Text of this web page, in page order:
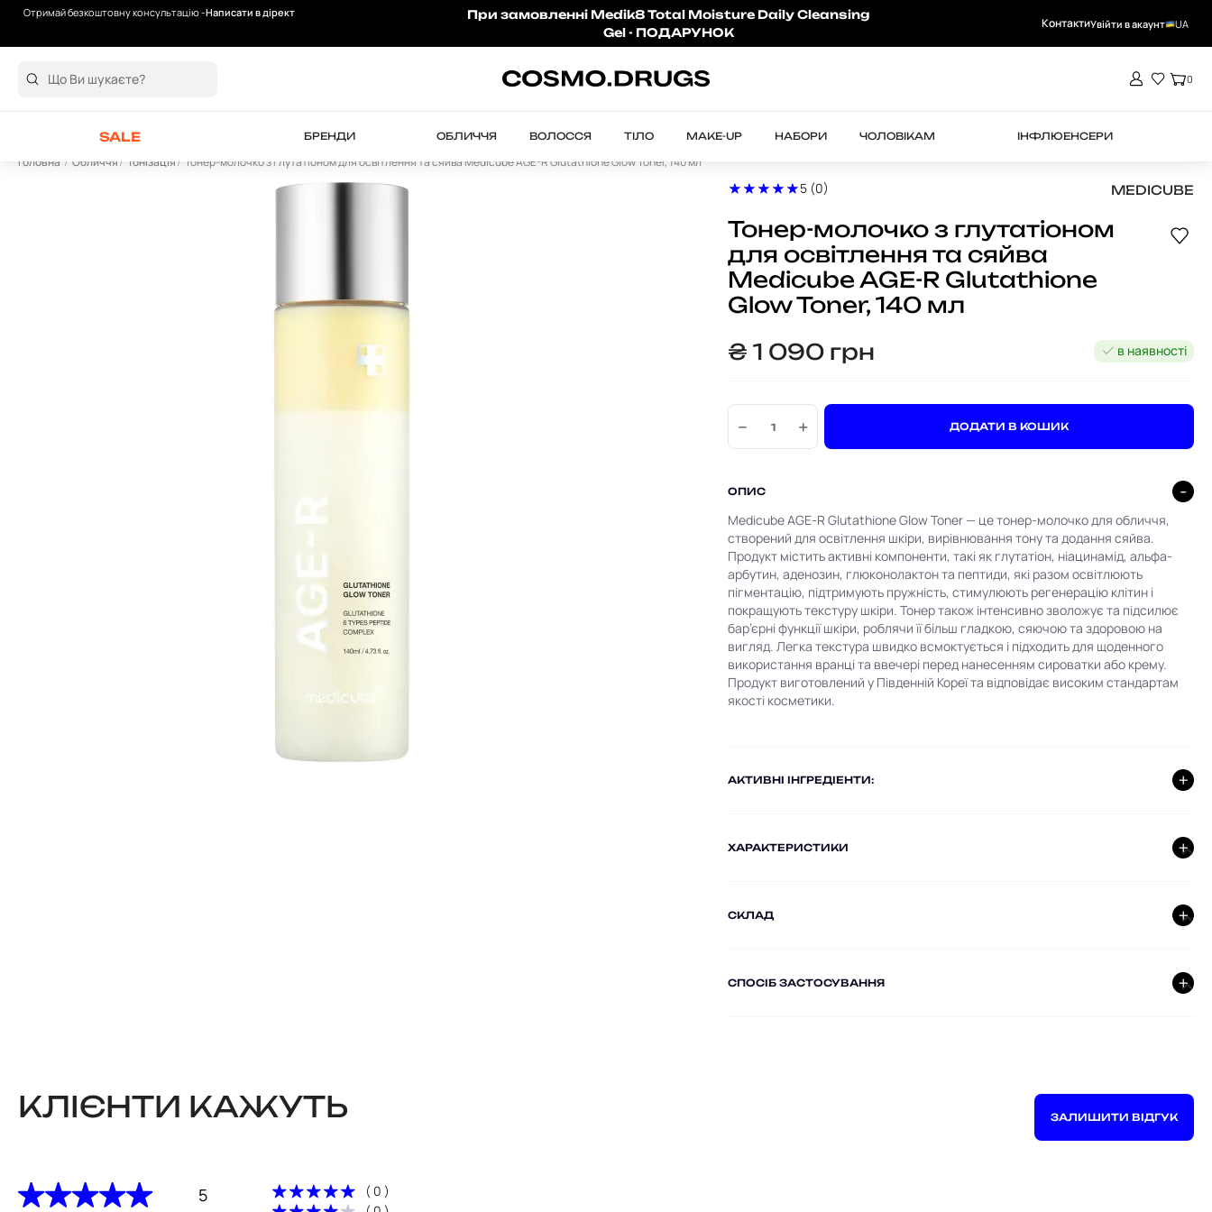
Отримай безкоштовну консультацію -Написати в дірект
Безкоштовна доставка від 2000 грн
При замовленні Medik8 Total Moisture Daily Cleansing
Gel - ПОДАРУНОК
КонтактиУвійти в акаунт UA
0
SALE БРЕНДИ ОБЛИЧЧЯ ВОЛОССЯ ТІЛО MAKE-UP НАБОРИ ЧОЛОВІКАМ ІНФЛЮЕНСЕРИ
Головна Обличчя Тонізація Тонер-молочко з глутатіоном для освітлення та сяйва Medicube AGE-R Glutathione Glow Toner, 140 мл
5 (0) MEDICUBE
Тонер-молочко з глутатіоном
для освітлення та сяйва
Medicube AGE-R Glutathione
Glow Toner, 140 мл
₴1 090 грн в наявності
− + ДОДАТИ В КОШИК
ОПИС
Medicube AGE‑R Glutathione Glow Toner — це тонер-молочко для обличчя,
створений для освітлення шкіри, вирівнювання тону та додання сяйва.
Продукт містить активні компоненти, такі як глутатіон, ніацинамід, альфа-
арбутин, аденозин, глюконолактон та пептиди, які разом освітлюють
пігментацію, підтримують пружність, стимулюють регенерацію клітин і
покращують текстуру шкіри. Тонер також інтенсивно зволожує та підсилює
бар’єрні функції шкіри, роблячи її більш гладкою, сяючою та здоровою на
вигляд. Легка текстура швидко всмоктується і підходить для щоденного
використання вранці та ввечері перед нанесенням сироватки або крему.
Продукт виготовлений у Південній Кореї та відповідає високим стандартам
якості косметики.
AКТИВНІ ІНГРЕДІЕНТИ:
ХАРАКТЕРИСТИКИ
СКЛАД
СПОСІБ ЗАСТОСУВАННЯ
КЛІЄНТИ КАЖУТЬ ЗАЛИШИТИ ВІДГУК
5
( 0 )